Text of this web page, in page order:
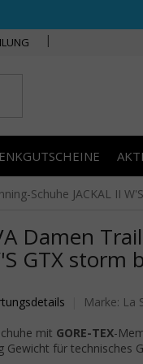
Schuhe JACKAL II
Damen
GTX
ist 0,0
Marke: La
mit GORE-TEX-
Gewicht für technisches